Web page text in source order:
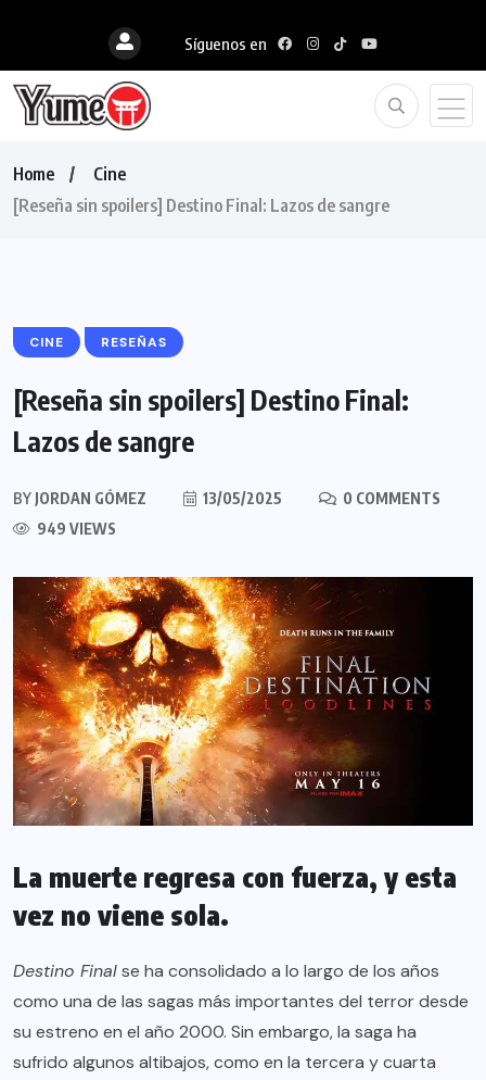
Síguenos en
Home
Cine
[Reseña sin spoilers] Destino Final: Lazos de sangre
CINE RESEÑAS
[Reseña sin spoilers] Destino Final:
Lazos de sangre
BY JORDAN GÓMEZ 13/05/2025
0 COMMENTS
949 VIEWS
La muerte regresa con fuerza, y esta
vez no viene sola.
Destino Finalse ha consolidado a lo largo de los años
como una de las sagas más importantes del terror desde
su estreno en el año 2000. Sin embargo, la saga ha
sufrido algunos altibajos, como en la tercera y cuarta